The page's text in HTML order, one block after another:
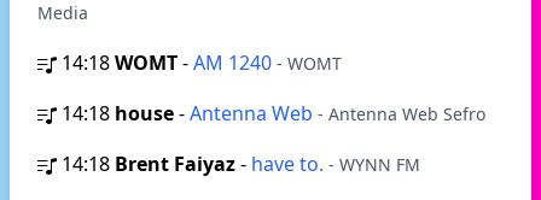
Media
14:18WOMT-AM 1240 - WOMT
14:18 house-Antenna Web - Antenna Web Sefro
14:18 Brent Faiyaz- have to. - WYNN FM